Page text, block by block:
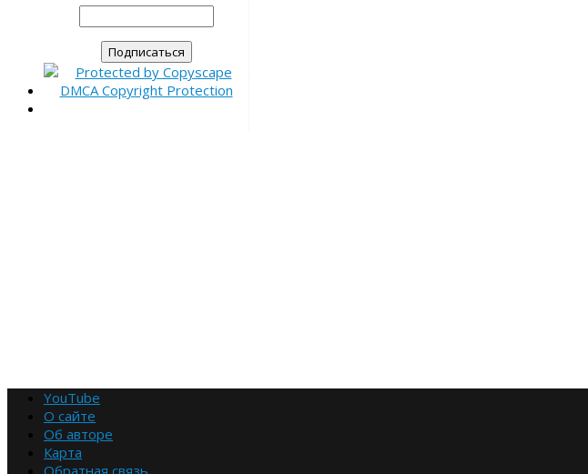
YouTube
О сайте
Об авторе
Карта
Обратная связь